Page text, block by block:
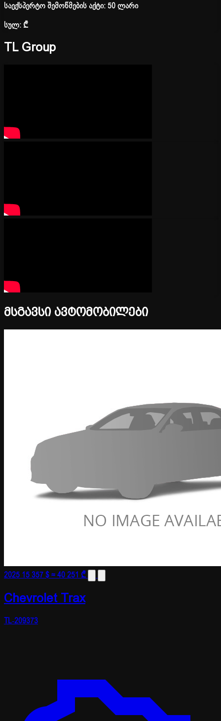
საექსპერტო შემოწმების აქტი: 50 ლარი
სულ:₾
TL Group
მსგავსი ავტომობილები
2025 15 357 $≈ 40 251 ₾
Chevrolet Trax
TL-209373